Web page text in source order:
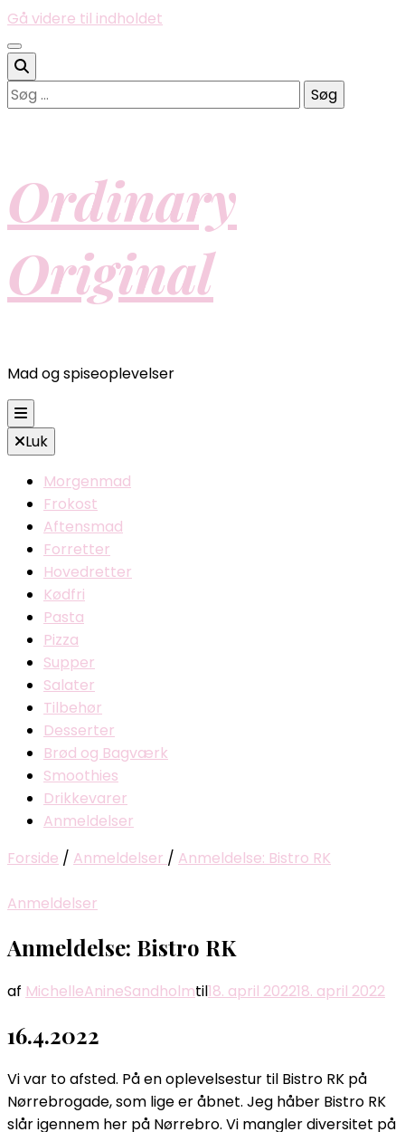
Gå videre til indholdet
Søg
efter:
Ordinary
Original
Mad og spiseoplevelser
Luk
Morgenmad
Frokost
Aftensmad
Forretter
Hovedretter
Kødfri
Pasta
Pizza
Supper
Salater
Tilbehør
Desserter
Brød og Bagværk
Smoothies
Drikkevarer
Anmeldelser
Forside / Anmeldelser / Anmeldelse: Bistro RK
Anmeldelser
Anmeldelse: Bistro RK
af MichelleAnineSandholmtil18. april 202218. april 2022
16.4.2022
Vi var to afsted. På en oplevelsestur til Bistro RK på
Nørrebrogade, som lige er åbnet. Jeg håber Bistro RK
slår igennem her på Nørrebro. Vi mangler diversitet på